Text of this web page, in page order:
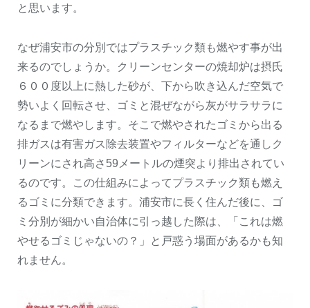
と思います。
なぜ浦安市の分別ではプラスチック類も燃やす事が出
来るのでしょうか。クリーンセンターの焼却炉は摂氏
６００度以上に熱した砂が、下から吹き込んだ空気で
勢いよく回転させ、ゴミと混ぜながら灰がサラサラに
なるまで燃やします。そこで燃やされたゴミから出る
排ガスは有害ガス除去装置やフィルターなどを通しク
リーンにされ高さ59メートルの煙突より排出されてい
るのです。この仕組みによってプラスチック類も燃え
るゴミに分類できます。浦安市に長く住んだ後に、ゴ
ミ分別が細かい自治体に引っ越した際は、「これは燃
やせるゴミじゃないの？」と戸惑う場面があるかも知
れません。